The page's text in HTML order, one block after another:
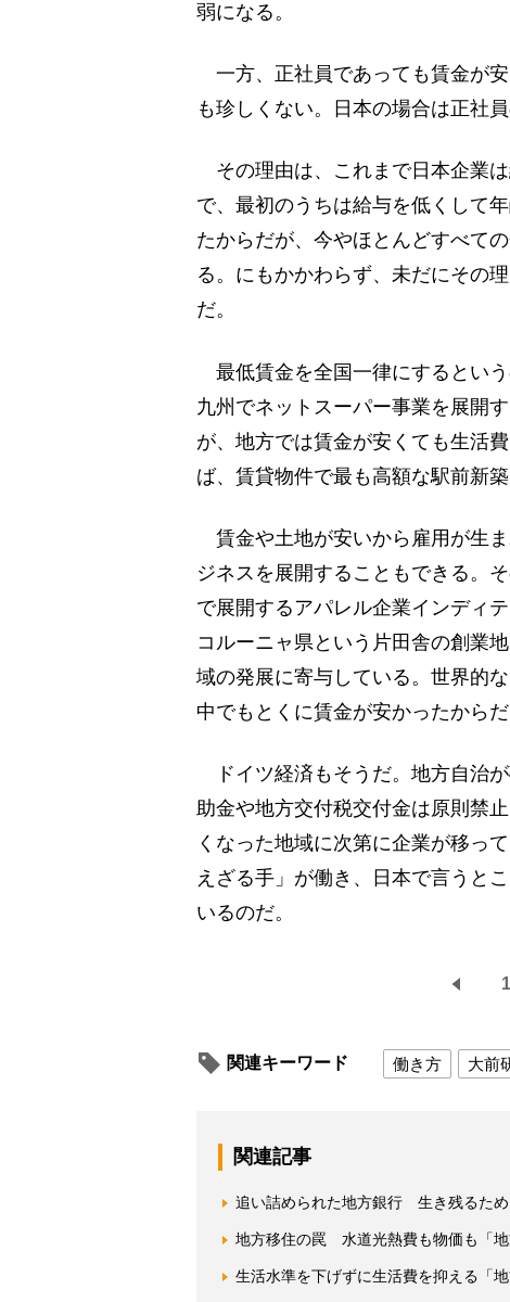
弱になる。
一方、正社員であっても賃金が
も珍しくない。日本の場合は正社
その理由は、これまで日本企業
で、最初のうちは給与を低くして
たからだが、今やほとんどすべて
る。にもかかわらず、未だにその
だ。
最低賃金を全国一律にするという
九州でネットスーパー事業を展開
が、地方では賃金が安くても生活
ば、賃貸物件で最も高額な駅前新
賃金や土地が安いから雇用が生
ジネスを展開することもできる。
で展開するアパレル企業インディ
コルーニャ県という片田舎の創業
域の発展に寄与している。世界的
中でもとくに賃金が安かったからだ
ドイツ経済もそうだ。地方自治
助金や地方交付税交付金は原則禁
くなった地域に次第に企業が移っ
えざる手」が働き、日本で言うと
いるのだ。
1
関連キーワード 働き方 大前
関連記事
追い詰められた地方銀行 生き残るた
地方移住の罠 水道光熱費も物価も「
生活水準を下げずに生活費を抑える「